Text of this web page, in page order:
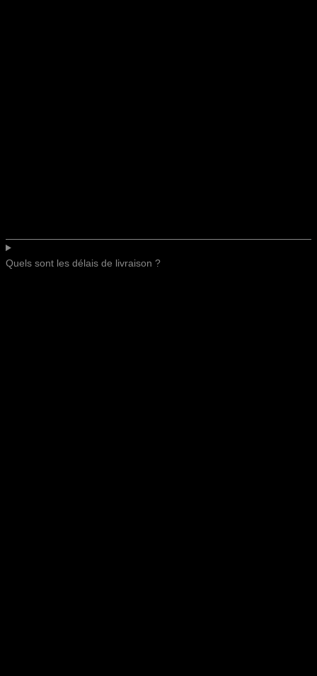
Quels sont les délais de livraison ?